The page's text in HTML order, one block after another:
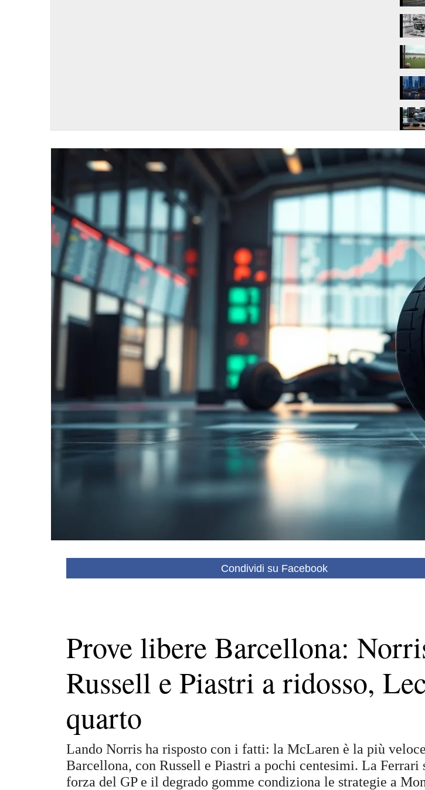
Condividi su Facebook
Prove libere Barcellona:
Russell e Piastri a ridosso,
quarto
Lando Norris ha risposto con i fatti: la McLaren è la più
Barcellona, con Russell e Piastri a pochi centesimi. La Ferrari
forza del GP e il degrado gomme condiziona le strategie a